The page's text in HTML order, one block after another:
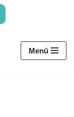
Menü